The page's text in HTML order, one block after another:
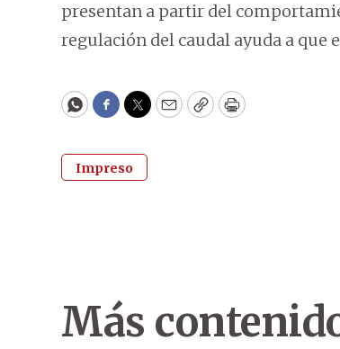
presentan a partir del
regulación del caudal ayuda a que
WhatsApp
Facebook
Twitter
EmailCopyPrint
Impreso
Más